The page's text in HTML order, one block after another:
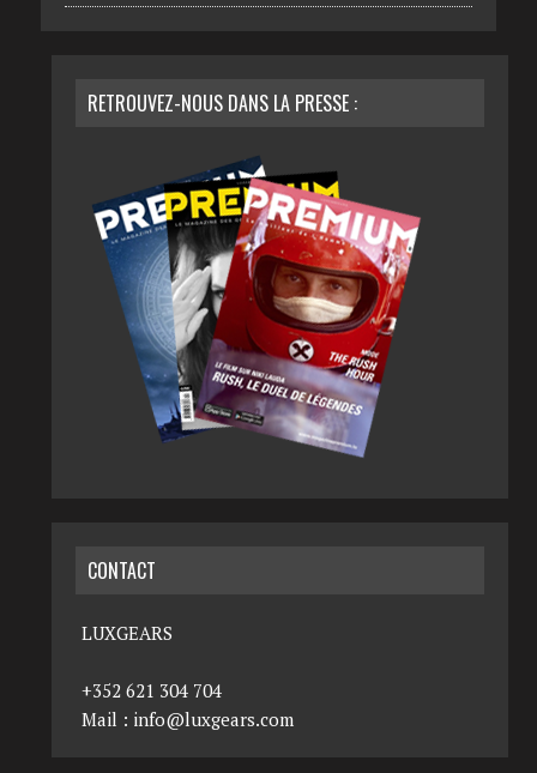
RETROUVEZ-NOUS DANS LA PRESSE :
CONTACT
LUXGEARS
+352 621 304 704
Mail : info@luxgears.com